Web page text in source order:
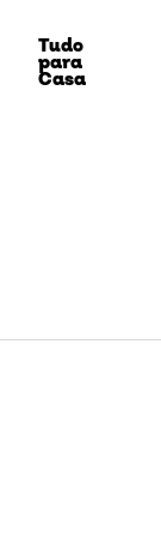
Tudo
para
Casa